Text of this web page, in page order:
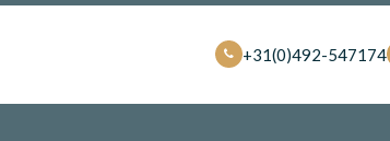
+31(0)492-547174